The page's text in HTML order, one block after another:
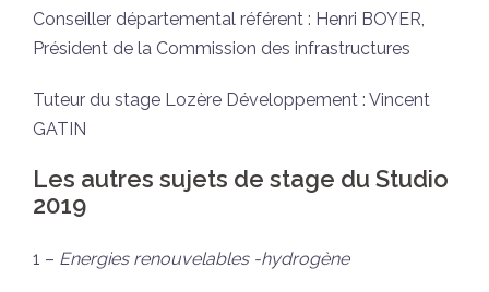
Conseiller départemental référent : Henri BOYER,
Président de la Commission des infrastructures
Tuteur du stage Lozère Développement : Vincent
GATIN
Les autres sujets de stage du Studio
2019
1 – Energies renouvelables -hydrogène